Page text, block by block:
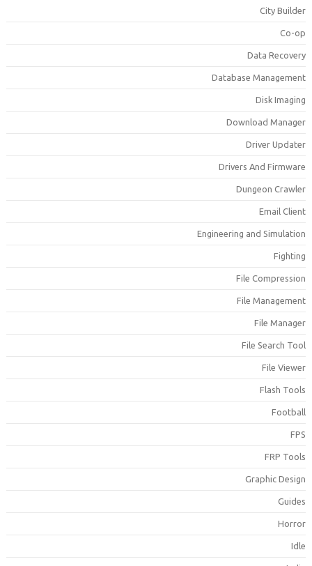
City
Co-
Data
Database
Disk
Download
Driver
Drivers And
Dungeon
Email
Engineering and
File
File
File
File Search
File
Flash
FRP
Graphic